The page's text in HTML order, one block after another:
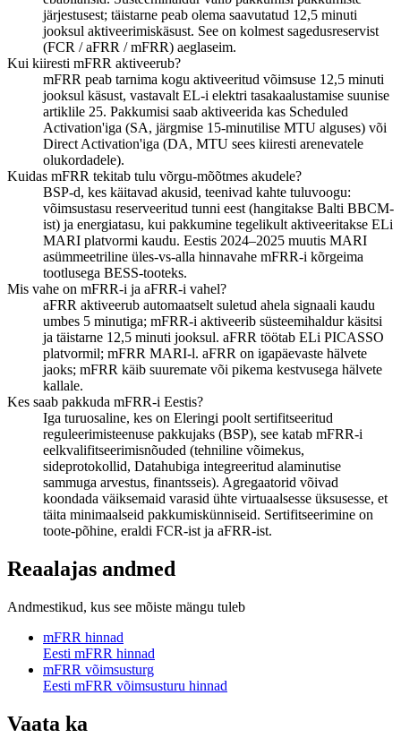
järjestusest; täistarne peab olema saavutatud 12,5 minuti
jooksul aktiveerimiskäsust. See on kolmest sagedusreservist
(FCR / aFRR / mFRR) aeglaseim.
Kui kiiresti mFRR aktiveerub?
mFRR peab tarnima kogu aktiveeritud võimsuse 12,5 minuti
jooksul käsust, vastavalt EL-i elektri tasakaalustamise suunise
artiklile 25. Pakkumisi saab aktiveerida kas Scheduled
Activation'iga (SA, järgmise 15-minutilise MTU alguses) või
Direct Activation'iga (DA, MTU sees kiiresti arenevatele
olukordadele).
Kuidas mFRR tekitab tulu võrgu-mõõtmes akudele?
BSP-d, kes käitavad akusid, teenivad kahte tuluvoogu:
võimsustasu reserveeritud tunni eest (hangitakse Balti BBCM-
ist) ja energia­tasu, kui pakkumine tegelikult aktiveeritakse ELi
MARI platvormi kaudu. Eestis 2024–2025 muutis MARI
asümmeetriline üles-vs-alla hinnavahe mFRR-i kõrgeima
tootlusega BESS-tooteks.
Mis vahe on mFRR-i ja aFRR-i vahel?
aFRR aktiveerub automaatselt suletud ahela signaali kaudu
umbes 5 minutiga; mFRR-i aktiveerib süsteemihaldur käsitsi
ja täistarne 12,5 minuti jooksul. aFRR töötab ELi PICASSO
platvormil; mFRR MARI-l. aFRR on igapäevaste hälvete
jaoks; mFRR käib suuremate või pikema kestvusega hälvete
kallale.
Kes saab pakkuda mFRR-i Eestis?
Iga turuosaline, kes on Eleringi poolt sertifitseeritud
reguleerimisteenuse pakkujaks (BSP), see katab mFRR-i
eelkvalifitseerimisnõuded (tehniline võimekus,
sideprotokollid, Datahubiga integreeritud alaminutise
sammuga arvestus, finantsseis). Agregaatorid võivad
koondada väiksemaid varasid ühte virtuaalsesse üksusesse, et
täita minimaalseid pakkumiskünniseid. Sertifitseerimine on
toote-põhine, eraldi FCR-ist ja aFRR-ist.
Reaalajas andmed
Andmestikud, kus see mõiste mängu tuleb
mFRR hinnad
Eesti mFRR hinnad
mFRR võimsusturg
Eesti mFRR võimsusturu hinnad
Vaata ka